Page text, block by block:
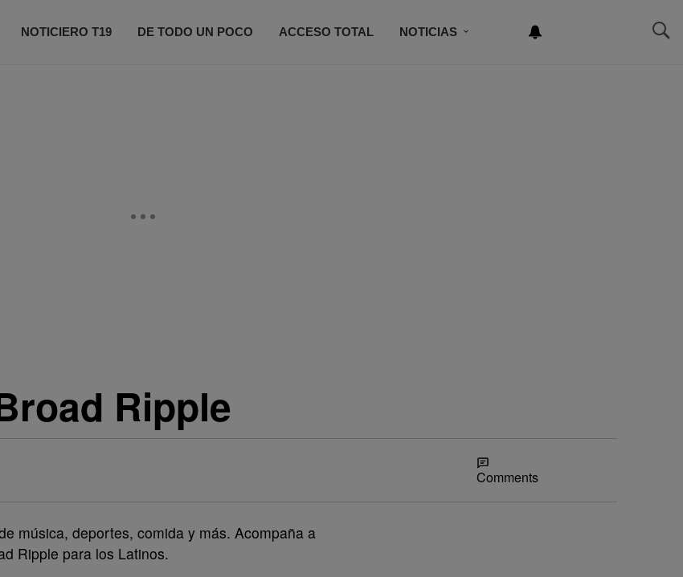
NOTICIERO T19 DE TODO UN POCO ACCESO TOTAL NOTICIAS
Ripple
Comments
música, deportes, comida y más. Acompaña a
Ripple para los Latinos.